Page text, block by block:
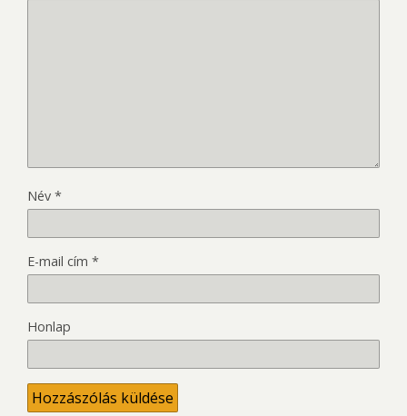
Név *
E-mail cím *
Honlap